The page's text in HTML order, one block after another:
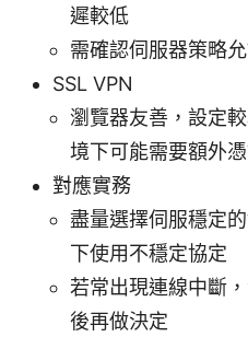
遲較低
需確認伺服器策略
SSL VPN
瀏覽器友善，設定
境下可能需要額外
對應實務
盡量選擇伺服穩定
下使用不穩定協定
若常出現連線中斷
後再做決定